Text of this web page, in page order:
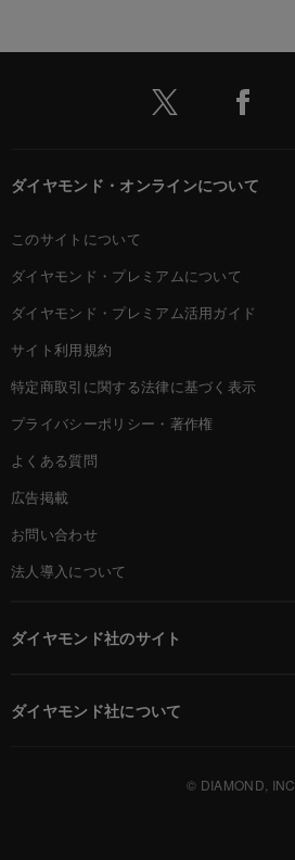
ダイヤモンド・オンラインについて
このサイトについて
ダイヤモンド・プレミアムについて
ダイヤモンド・プレミアム活用ガイド
サイト利用規約
特定商取引に関する法律に基づく表示
プライバシーポリシー・著作権
よくある質問
広告掲載
お問い合わせ
法人導入について
ダイヤモンド社のサイト
ダイヤモンド社について
© DIAMOND, INC.